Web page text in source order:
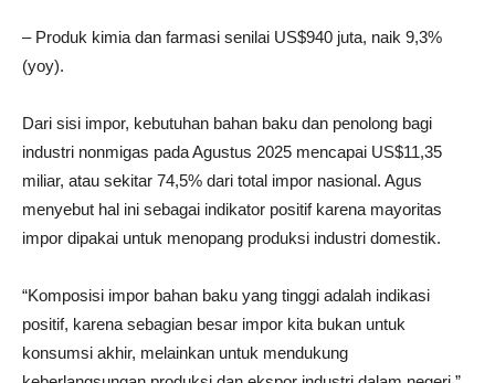
– Produk kimia dan farmasi senilai US$940 juta, naik 9,3%
(yoy).
Dari sisi impor, kebutuhan bahan baku dan penolong bagi
industri nonmigas pada Agustus 2025 mencapai US$11,35
miliar, atau sekitar 74,5% dari total impor nasional. Agus
menyebut hal ini sebagai indikator positif karena mayoritas
impor dipakai untuk menopang produksi industri domestik.
“Komposisi impor bahan baku yang tinggi adalah indikasi
positif, karena sebagian besar impor kita bukan untuk
konsumsi akhir, melainkan untuk mendukung